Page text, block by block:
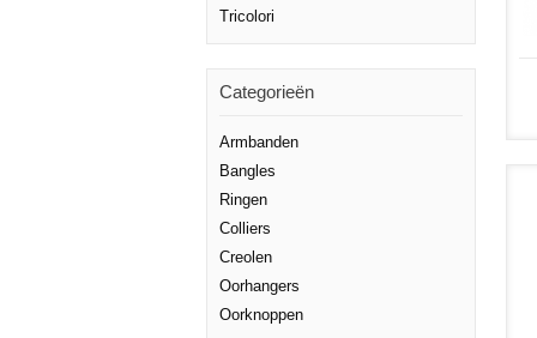
Tricolori
Categorieën
Armbanden
Bangles
Ringen
Colliers
Creolen
Oorhangers
Oorknoppen